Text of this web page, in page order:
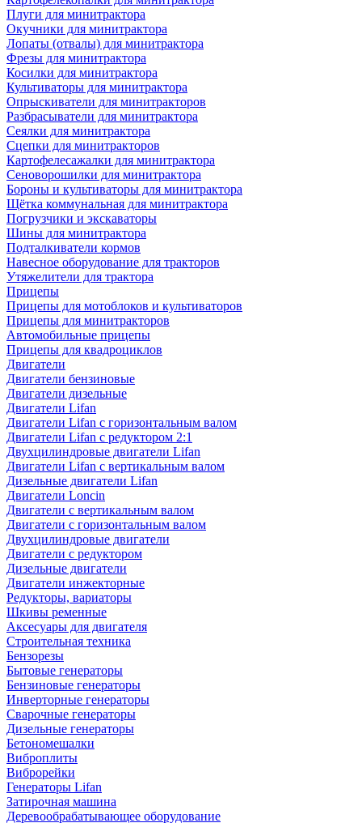
Плуги для минитрактора
Окучники для минитрактора
Лопаты (отвалы) для минитрактора
Фрезы для минитрактора
Косилки для минитрактора
Культиваторы для минитрактора
Опрыскиватели для минитракторов
Разбрасыватели для минитрактора
Сеялки для минитрактора
Сцепки для минитракторов
Картофелесажалки для минитрактора
Сеноворошилки для минитрактора
Бороны и культиваторы для минитрактора
Щётка коммунальная для минитрактора
Погрузчики и экскаваторы
Шины для минитрактора
Подталкиватели кормов
Навесное оборудование для тракторов
Утяжелители для трактора
Прицепы
Прицепы для мотоблоков и культиваторов
Прицепы для минитракторов
Автомобильные прицепы
Прицепы для квадроциклов
Двигатели
Двигатели бензиновые
Двигатели дизельные
Двигатели Lifan
Двигатели Lifan с горизонтальным валом
Двигатели Lifan с редуктором 2:1
Двухцилиндровые двигатели Lifan
Двигатели Lifan с вертикальным валом
Дизельные двигатели Lifan
Двигатели Loncin
Двигатели с вертикальным валом
Двигатели с горизонтальным валом
Двухцилиндровые двигатели
Двигатели с редуктором
Дизельные двигатели
Двигатели инжекторные
Редукторы, вариаторы
Шкивы ременные
Аксесуары для двигателя
Строительная техника
Бензорезы
Бытовые генераторы
Бензиновые генераторы
Инверторные генераторы
Сварочные генераторы
Дизельные генераторы
Бетономешалки
Виброплиты
Виброрейки
Генераторы Lifan
Затирочная машина
Деревообрабатывающее оборудование